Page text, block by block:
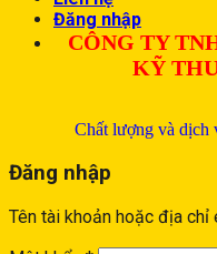
Đăng nhập
CÔNG TY
KỸ
Chất lượng và dịch
Đăng nhập
Tên tài khoản hoặc địa chỉ